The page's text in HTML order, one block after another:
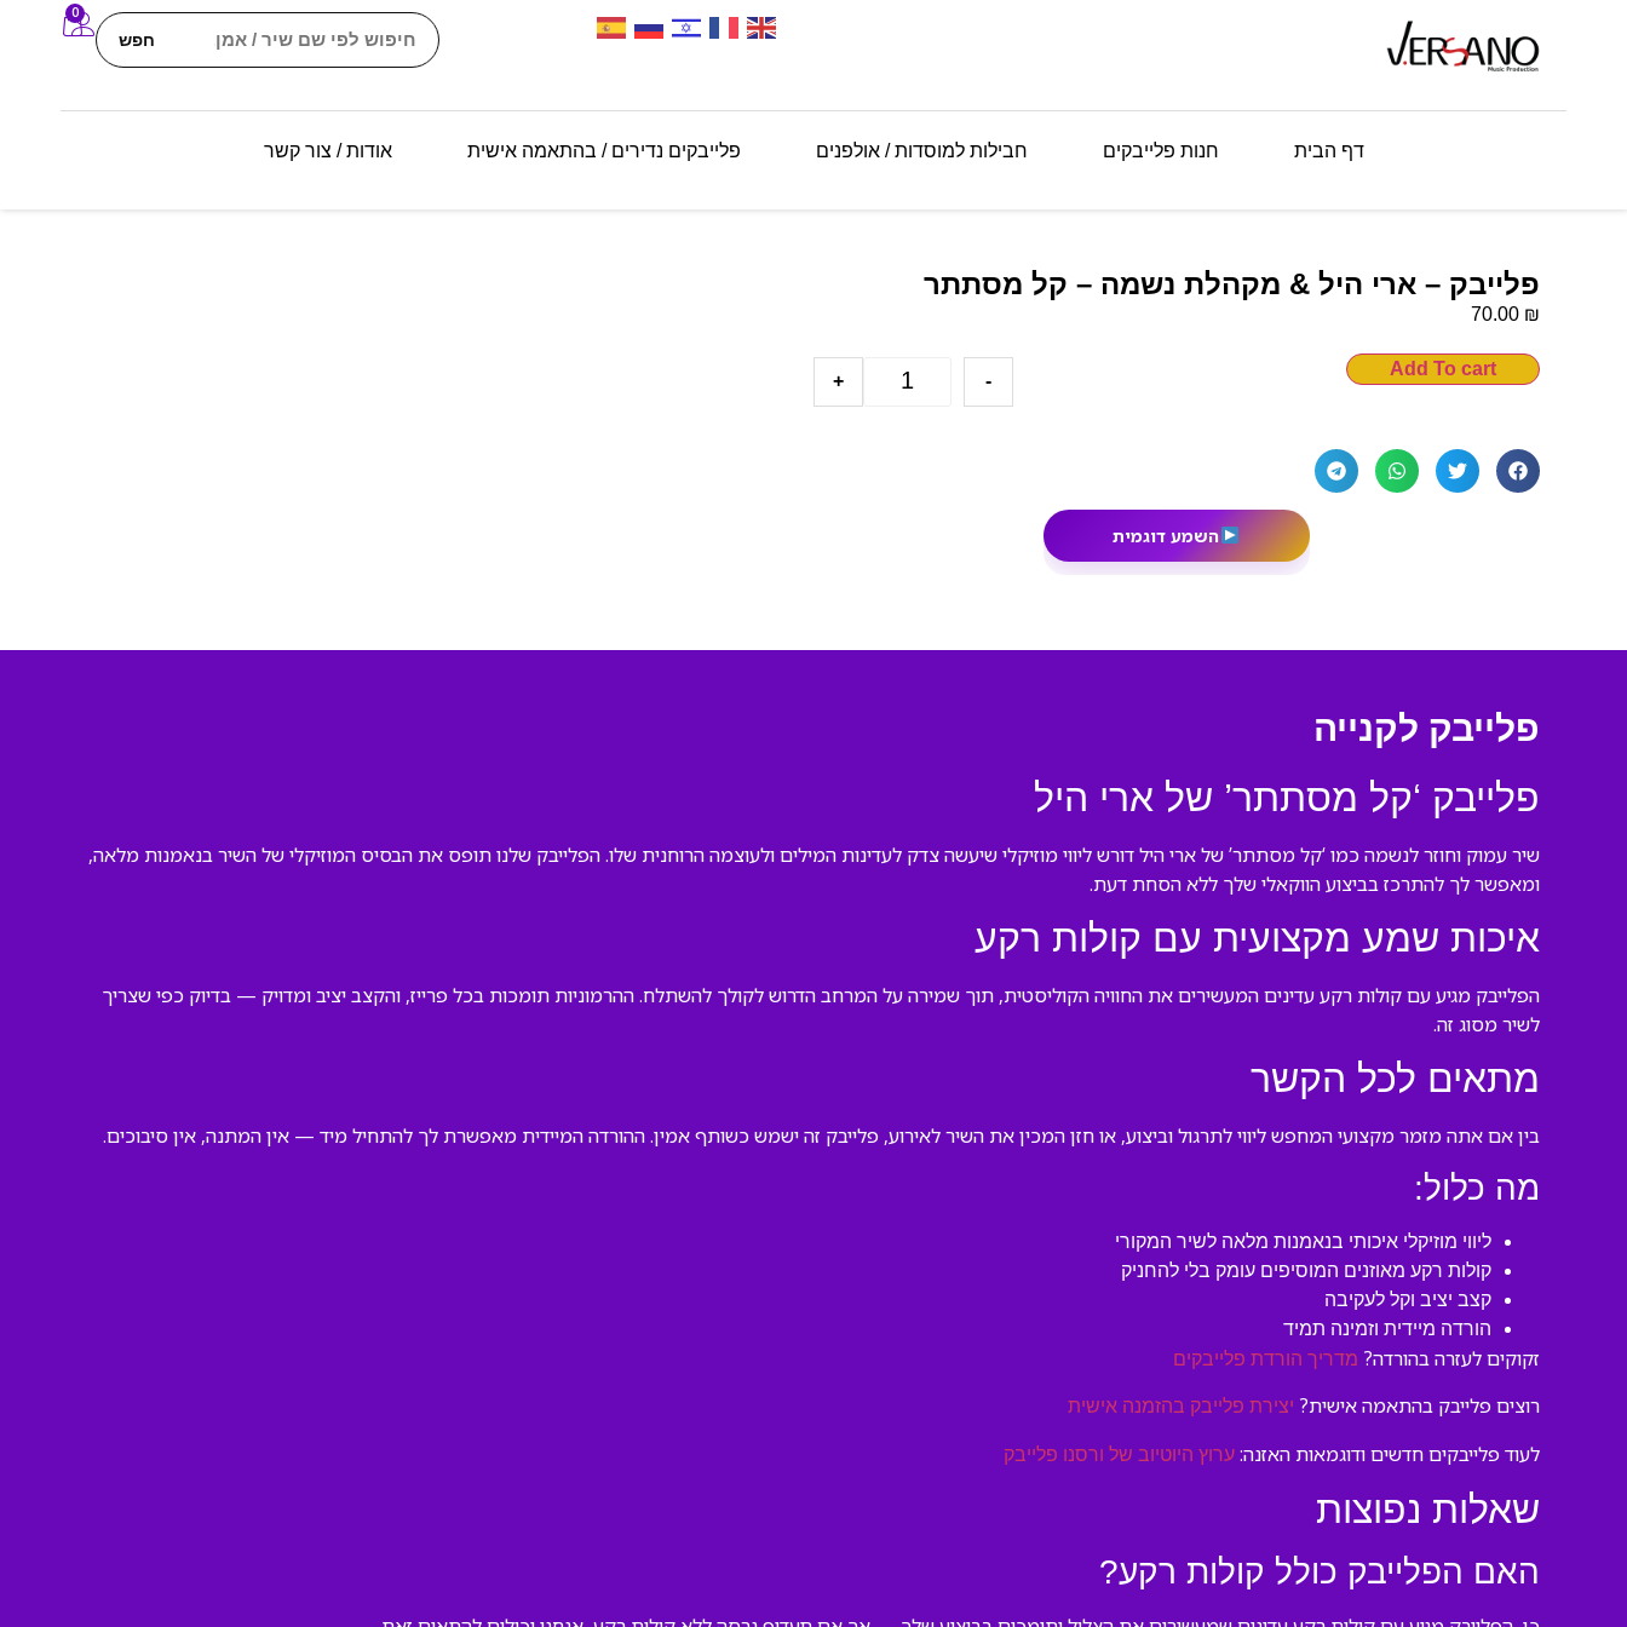
חפש
0
דף הבית חנות פלייבקים חבילות למוסדות / אולפנים פלייבקים נדירים / בהתאמה אישית אודות / צור קשר
פלייבק – ארי היל & מקהלת נשמה – קל מסתתר
70.00 ₪
-
+
Add To cart
השמע דוגמית
פלייבק לקנייה
פלייבק ‘קל מסתתר’ של ארי היל
שיר עמוק וחוזר לנשמה כמו ‘קל מסתתר’ של ארי היל דורש ליווי מוזיקלי שיעשה צדק לעדינות המילים ולעוצמה הרוחנית שלו. הפלייבק שלנו תופס את הבסיס המוזיקלי של השיר בנאמנות מלאה,
ומאפשר לך להתרכז בביצוע הווקאלי שלך ללא הסחת דעת.
איכות שמע מקצועית עם קולות רקע
הפלייבק מגיע עם קולות רקע עדינים המעשירים את החוויה הקוליסטית, תוך שמירה על המרחב הדרוש לקולך להשתלח. ההרמוניות תומכות בכל פרייז, והקצב יציב ומדויק — בדיוק כפי שצריך
לשיר מסוג זה.
מתאים לכל הקשר
בין אם אתה מזמר מקצועי המחפש ליווי לתרגול וביצוע, או חזן המכין את השיר לאירוע, פלייבק זה ישמש כשותף אמין. ההורדה המיידית מאפשרת לך להתחיל מיד — אין המתנה, אין סיבוכים.
מה כלול:
ליווי מוזיקלי איכותי בנאמנות מלאה לשיר המקורי
קולות רקע מאוזנים המוסיפים עומק בלי להחניק
קצב יציב וקל לעקיבה
הורדה מיידית וזמינה תמיד
זקוקים לעזרה בהורדה? מדריך הורדת פלייבקים
רוצים פלייבק בהתאמה אישית? יצירת פלייבק בהזמנה אישית
לעוד פלייבקים חדשים ודוגמאות האזנה: ערוץ היוטיוב של ורסנו פלייבק
שאלות נפוצות
האם הפלייבק כולל קולות רקע?